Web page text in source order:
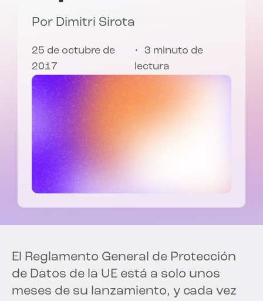
Por Dimitri Sirota
25 de octubre de
2017
3 minuto de
lectura
El Reglamento General de Protección
de Datos de la UE está a solo unos
meses de su lanzamiento, y cada vez